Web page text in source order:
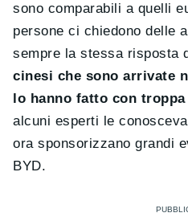
sono comparabili a quelli
persone ci chiedono delle
sempre la stessa risposta
cinesi che sono arrivate
lo hanno fatto con
alcuni esperti le
ora sponsorizzano grandi
BYD.